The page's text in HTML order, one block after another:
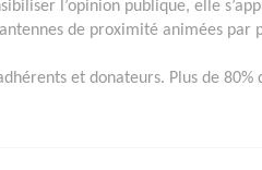
l’opinion publique, elle
de proximité animées par
et donateurs. Plus de 80%